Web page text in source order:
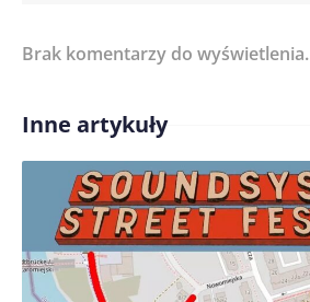
Treść komentarza*
Imię/ Nick*
Brak komentarzy do wyświetlenia.
Inne artykuły